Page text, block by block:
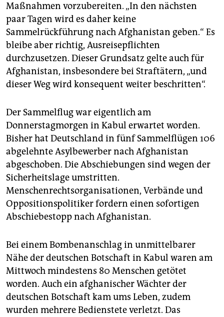
Maßnahmen vorzubereiten. „In den nächsten
paar Tagen wird es daher keine
Sammelrückführung nach Afghanistan geben.“ Es
bleibe aber richtig, Ausreisepflichten
durchzusetzen. Dieser Grundsatz gelte auch für
Afghanistan, insbesondere bei Straftätern, „und
dieser Weg wird konsequent weiter beschritten“.
Der Sammelflug war eigentlich am
Donnerstagmorgen in Kabul erwartet worden.
Bisher hat Deutschland in fünf Sammelflügen 106
abgelehnte Asylbewerber nach Afghanistan
abgeschoben. Die Abschiebungen sind wegen der
Sicherheitslage umstritten.
Menschenrechtsorganisationen, Verbände und
Oppositionspolitiker fordern einen sofortigen
Abschiebestopp nach Afghanistan.
Bei einem Bombenanschlag in unmittelbarer
Nähe der deutschen Botschaft in Kabul waren am
Mittwoch mindestens 80 Menschen getötet
worden. Auch ein afghanischer Wächter der
deutschen Botschaft kam ums Leben, zudem
wurden mehrere Bedienstete verletzt. Das